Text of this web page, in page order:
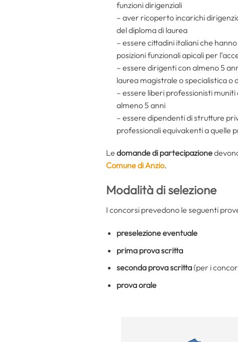
funzioni dirigenziali
– aver ricoperto incarichi
del diploma di laurea
– essere cittadini italiani che
posizioni funzionali apicali per
– essere dirigenti con almeno 5
laurea magistrale o specialistica o
– essere liberi professionisti
almeno 5 anni
– essere dipendenti di strutture
professionali equivakenti a quelle
Le domande di partecipazione
Comune di Anzio.
Modalità di selezione
I concorsi prevedono le seguenti
preselezione eventuale
prima prova scritta
seconda prova scritta(per i
prova orale